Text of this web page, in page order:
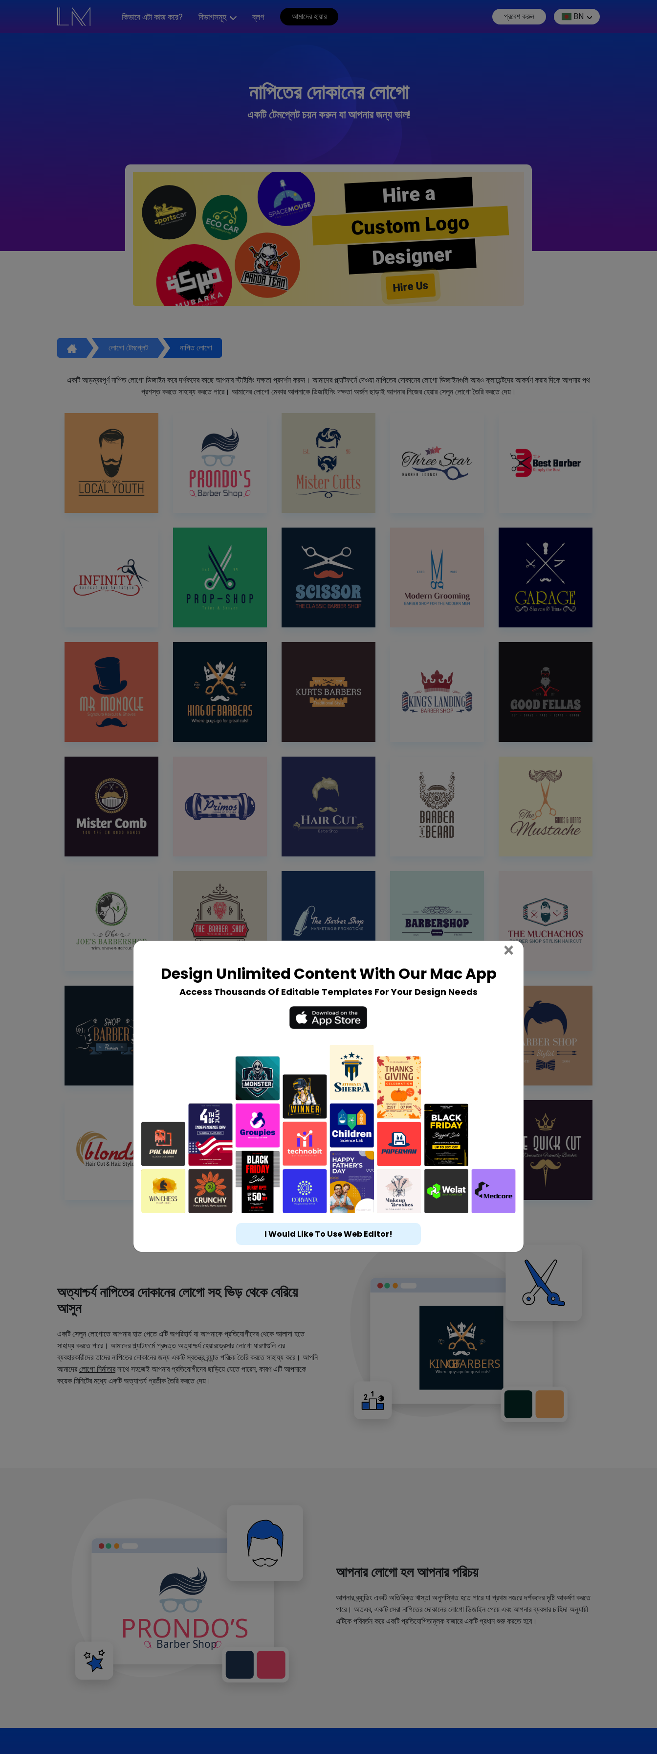
কিভাবে এটা কাজ করে? বিভাগসমূহ ব্লগ আমাদের হায়ার প্রবেশ করুন BN
নাপিতের দোকানের লোগো
একটি টেমপ্লেট চয়ন করুন যা আপনার জন্য ভাল!
Hire a
Custom Logo
Designer
Hire Us
লোগো টেমপ্লেট নাপিত লোগো
একটি আড়ম্বরপূর্ণ নাপিত লোগো ডিজাইন করে দর্শকদের কাছে আপনার স্টাইলিং দক্ষতা প্রদর্শন করুন। আমাদের প্ল্যাটফর্মে দেওয়া নাপিতের দোকানের লোগো ডিজাইনগুলি আরও ক্লায়েন্টদের আকর্ষণ করার দিকে আপনার পথ
প্রশস্ত করতে সাহায্য করতে পারে। আমাদের লোগো মেকার আপনাকে ডিজাইনিং দক্ষতা অর্জন ছাড়াই আপনার নিজের হেয়ার সেলুন লোগো তৈরি করতে দেয়।
অত্যাশ্চর্য নাপিতের দোকানের লোগো সহ ভিড় থেকে বেরিয়ে
আসুন
একটি সেলুন লোগোতে আপনার হাত পেতে এটি অপরিহার্য যা আপনাকে প্রতিযোগীদের থেকে আলাদা হতে
সাহায্য করতে পারে। আমাদের প্ল্যাটফর্মে প্রদত্ত অত্যাশ্চর্য হেয়ারড্রেসার লোগো ধারণাগুলি এর
ব্যবহারকারীদের তাদের নাপিতের দোকানের জন্য একটি স্বতন্ত্র ব্র্যান্ড পরিচয় তৈরি করতে সাহায্য করে। আপনি
আমাদেরলোগো নির্মাতারসাথে সহজেই আপনার প্রতিযোগীদের ছাড়িয়ে যেতে পারেন, কারণ এটি আপনাকে
কয়েক মিনিটের মধ্যে একটি অত্যাশ্চর্য প্রতীক তৈরি করতে দেয়।
আপনার লোগো হল আপনার পরিচয়
আপনার ব্র্যান্ডিং একটি অতিরিক্ত খাস্তা অনুপস্থিত হতে পারে যা প্রথম নজরে দর্শকদের দৃষ্টি আকর্ষণ করতে
পারে। অতএব, একটি সেরা নাপিতের দোকানের লোগো ডিজাইন পেয়ে এবং আপনার ব্যবসার চাহিদা অনুযায়ী
এটিকে পরিবর্তন করে একটি প্রতিযোগিতামূলক বাজারে একটি প্রধান শুরু করতে হবে।
Design Unlimited Content With Our Mac App
Access Thousands Of Editable Templates For Your Design Needs
× Close
I Would Like To Use Web Editor!